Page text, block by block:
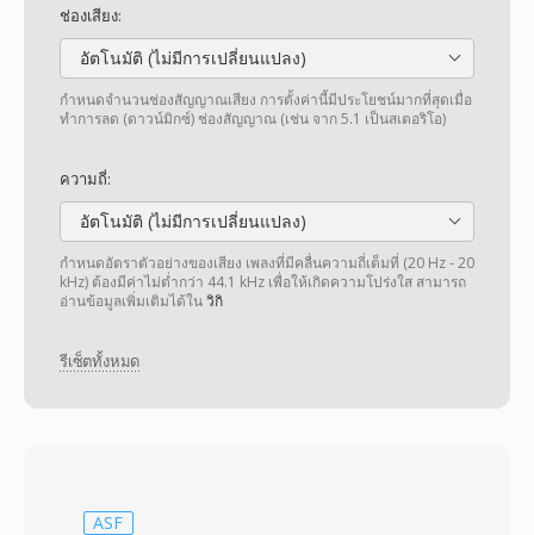
ช่องเสียง:
อัตโนมัติ (ไม่มีการเปลี่ยนแปลง)
กำหนดจำนวนช่องสัญญาณเสียง การตั้งค่านี้มีประโยชน์มากที่สุดเมื่อ
ทำการลด (ดาวน์มิกซ์) ช่องสัญญาณ (เช่น จาก 5.1 เป็นสเตอริโอ)
ความถี่:
อัตโนมัติ (ไม่มีการเปลี่ยนแปลง)
กำหนดอัตราตัวอย่างของเสียง เพลงที่มีคลื่นความถี่เต็มที่ (20 Hz - 20
kHz) ต้องมีค่าไม่ต่ำกว่า 44.1 kHz เพื่อให้เกิดความโปร่งใส สามารถ
อ่านข้อมูลเพิ่มเติมได้ในวิกิ
รีเซ็ตทั้งหมด
ASF